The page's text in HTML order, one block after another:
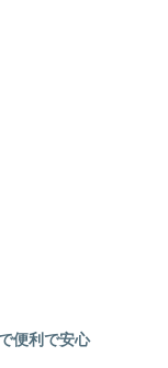
便利で安心